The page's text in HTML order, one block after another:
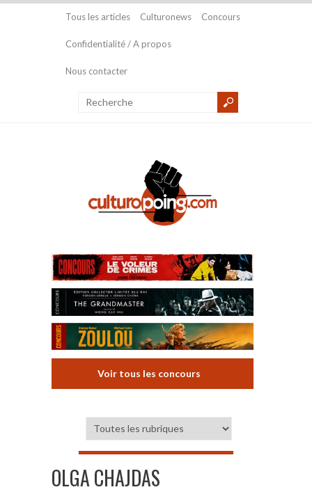
Tous les articles Culturonews Concours
Confidentialité / A propos
Nous contacter
Voir tous les concours
OLGA CHAJDAS